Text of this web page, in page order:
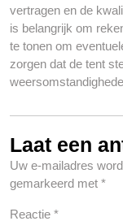
vertragen en de
is belangrijk om
te tonen om
zorgen dat de tent
Laat een
Uw e-mailadres
gemarkeerd met *
Reactie *